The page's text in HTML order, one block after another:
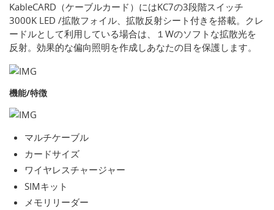
KableCARD（ケーブルカード）にはKC7の3段階スイッチ
3000K LED /拡散フォイル、拡散反射シート付きを搭載。クレ
ードルとして利用している場合は、１Wのソフトな拡散光を
反射。効果的な偏向照明を作成しあなたの目を保護します。
機能/特徴
マルチケーブル
カードサイズ
ワイヤレスチャージャー
SIMキット
メモリリーダー